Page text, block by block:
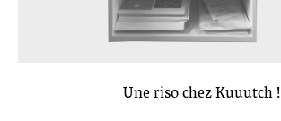
Une riso chez Kuuutch !